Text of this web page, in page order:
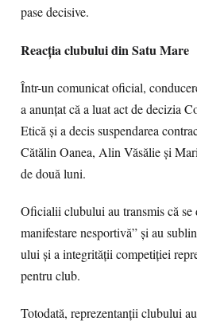
pase decisive.
Reacția clubului din Satu Mare
Într-un comunicat oficial,
a anunțat că a luat act de decizia
Etică și a decis suspendarea
Cătălin Oanea, Alin Văsălie și
de două luni.
Oficialii clubului au transmis că se
manifestare nesportivă” și au
ului și a integrității competiției
pentru club.
Totodată, reprezentanții clubului